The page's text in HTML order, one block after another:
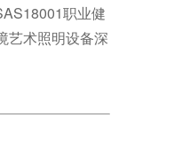
职业健
艺术照明设备深